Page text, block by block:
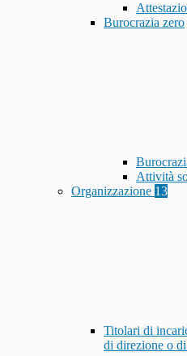
Burocrazia zero
Attività
Organizzazione 13
Titolari di
di direzione o